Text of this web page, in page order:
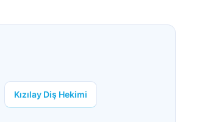
Kızılay Diş Hekimi